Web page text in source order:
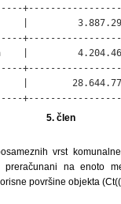
|
|
|
5. člen
vrst
preračunani na enoto
površine objekta